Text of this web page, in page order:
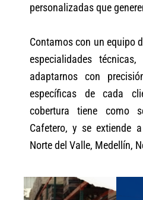
personalizadas que
Contamos con un equipo
especialidades
adaptarnos con
específicas de cada
cobertura tiene como
Cafetero, y se extiende
Norte del Valle, Medellín,